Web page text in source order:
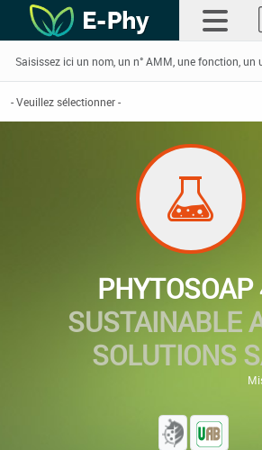
SUSTAINABLE
SOLUTIONS